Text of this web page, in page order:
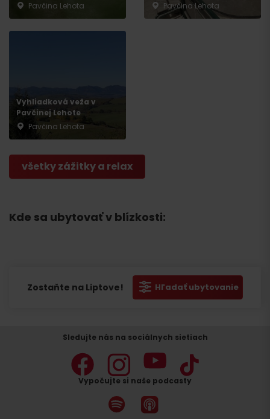
Pavčina Lehota
Pavčina Lehota
Vyhliadková veža v
Pavčinej Lehote
Pavčina Lehota
všetky zážitky a relax
Kde sa ubytovať v blízkosti:
Zostaňte na Liptove! Hľadať ubytovanie
Sledujte nás na sociálnych sietiach
Vypočujte si naše podcasty